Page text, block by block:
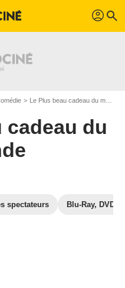
profil search
Le Plus beau cadeau du monde
cadeau du
spectateurs Blu-Ray, DVD